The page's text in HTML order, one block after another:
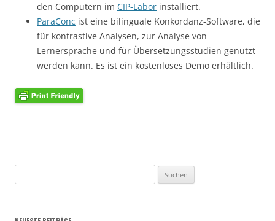
den Computern im CIP-Labor installiert.
ParaConc ist eine bilinguale Konkordanz-Software, die
für kontrastive Analysen, zur Analyse von
Lernersprache und für Übersetzungsstudien genutzt
werden kann. Es ist ein kostenloses Demo erhältlich.
nach: